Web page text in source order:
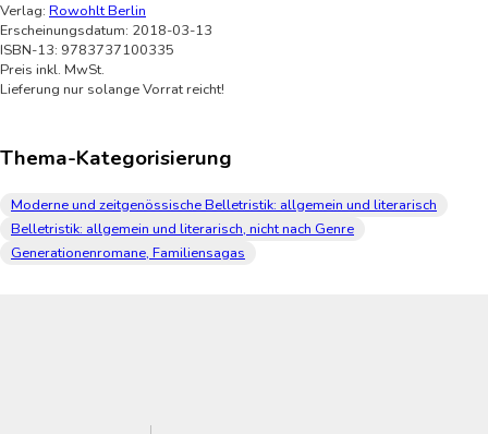
Verlag: Rowohlt Berlin
Erscheinungsdatum: 2018-03-13
ISBN-13: 9783737100335
Preis inkl. MwSt.
Lieferung nur solange Vorrat reicht!
Thema-Kategorisierung
Moderne und zeitgenössische Belletristik: allgemein und literarisch
Belletristik: allgemein und literarisch, nicht nach Genre
Generationenromane, Familiensagas